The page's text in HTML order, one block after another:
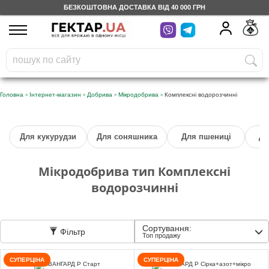
БЕЗКОШТОВНА ДОСТАВКА ВІД 40 000 ГРН
UA
На вашому
бонусному рахунку
грн
Безкоштовно по Україні
Категорії
Щоденник
Доставка
Відгуки
Головна » Інтернет-магазин » Добрива » Мікродобрива » Комплексні водорозчинні
Для кукурудзи Для соняшника Для пшениці
Мікродобрива тип Комплексні
водорозчинні
Фільтр Сортування:
Топ продажу
СУПЕРЦІНА СУПЕРЦІНА